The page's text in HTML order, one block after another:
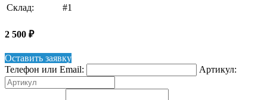
Склад:
#1
2 500 ₽
Оставить заявку
Телефон или Email:
Артикул: